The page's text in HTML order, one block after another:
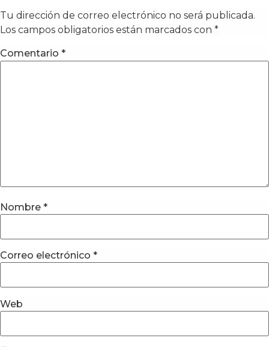
Tu dirección de correo electrónico no será publicada.
Los campos obligatorios están marcados con *
Comentario *
Nombre *
Correo electrónico *
Web